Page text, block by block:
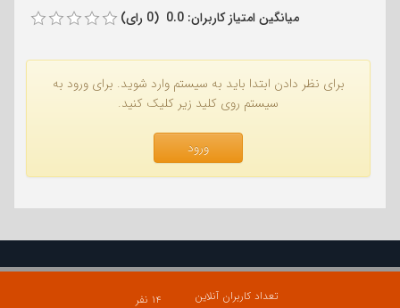
میانگین امتیاز کاربران: 0.0 (0 رای)
برای نظر دادن ابتدا باید به سیستم وارد شوید. برای ورود به
سیستم روی کلید زیر کلیک کنید.
ورود
تعداد کاربران آنلاین ۱۴ نفر